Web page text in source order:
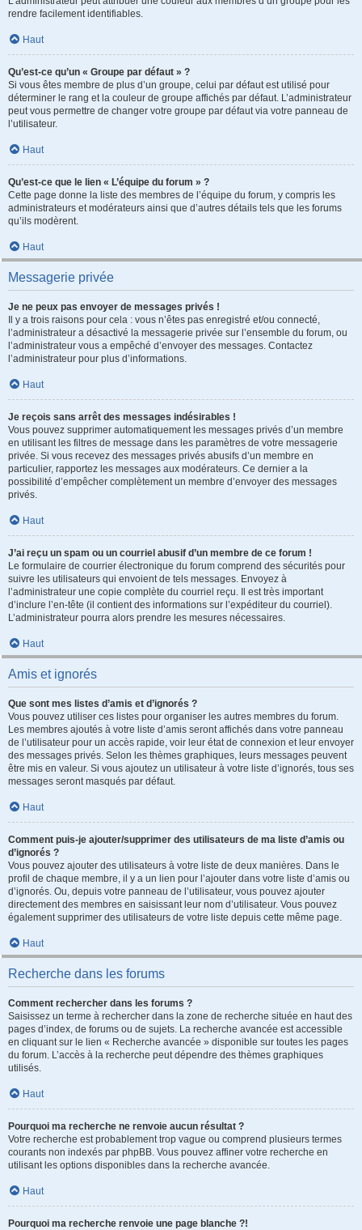
rendre facilement identifiables.
Haut
Qu’est-ce qu’un « Groupe par défaut » ?
Si vous êtes membre de plus d’un groupe, celui par défaut est utilisé pour
déterminer le rang et la couleur de groupe affichés par défaut. L’administrateur
peut vous permettre de changer votre groupe par défaut via votre panneau de
l’utilisateur.
Haut
Qu’est-ce que le lien « L’équipe du forum » ?
Cette page donne la liste des membres de l’équipe du forum, y compris les
administrateurs et modérateurs ainsi que d’autres détails tels que les forums
qu’ils modèrent.
Haut
Messagerie privée
Je ne peux pas envoyer de messages privés !
Il y a trois raisons pour cela : vous n’êtes pas enregistré et/ou connecté,
l’administrateur a désactivé la messagerie privée sur l’ensemble du forum, ou
l’administrateur vous a empêché d’envoyer des messages. Contactez
l’administrateur pour plus d’informations.
Haut
Je reçois sans arrêt des messages indésirables !
Vous pouvez supprimer automatiquement les messages privés d’un membre
en utilisant les filtres de message dans les paramètres de votre messagerie
privée. Si vous recevez des messages privés abusifs d’un membre en
particulier, rapportez les messages aux modérateurs. Ce dernier a la
possibilité d’empêcher complètement un membre d’envoyer des messages
privés.
Haut
J’ai reçu un spam ou un courriel abusif d’un membre de ce forum !
Le formulaire de courrier électronique du forum comprend des sécurités pour
suivre les utilisateurs qui envoient de tels messages. Envoyez à
l’administrateur une copie complète du courriel reçu. Il est très important
d’inclure l’en-tête (il contient des informations sur l’expéditeur du courriel).
L’administrateur pourra alors prendre les mesures nécessaires.
Haut
Amis et ignorés
Que sont mes listes d’amis et d’ignorés ?
Vous pouvez utiliser ces listes pour organiser les autres membres du forum.
Les membres ajoutés à votre liste d’amis seront affichés dans votre panneau
de l’utilisateur pour un accès rapide, voir leur état de connexion et leur envoyer
des messages privés. Selon les thèmes graphiques, leurs messages peuvent
être mis en valeur. Si vous ajoutez un utilisateur à votre liste d’ignorés, tous ses
messages seront masqués par défaut.
Haut
Comment puis-je ajouter/supprimer des utilisateurs de ma liste d’amis ou
d’ignorés ?
Vous pouvez ajouter des utilisateurs à votre liste de deux manières. Dans le
profil de chaque membre, il y a un lien pour l’ajouter dans votre liste d’amis ou
d’ignorés. Ou, depuis votre panneau de l’utilisateur, vous pouvez ajouter
directement des membres en saisissant leur nom d’utilisateur. Vous pouvez
également supprimer des utilisateurs de votre liste depuis cette même page.
Haut
Recherche dans les forums
Comment rechercher dans les forums ?
Saisissez un terme à rechercher dans la zone de recherche située en haut des
pages d’index, de forums ou de sujets. La recherche avancée est accessible
en cliquant sur le lien « Recherche avancée » disponible sur toutes les pages
du forum. L’accès à la recherche peut dépendre des thèmes graphiques
utilisés.
Haut
Pourquoi ma recherche ne renvoie aucun résultat ?
Votre recherche est probablement trop vague ou comprend plusieurs termes
courants non indexés par phpBB. Vous pouvez affiner votre recherche en
utilisant les options disponibles dans la recherche avancée.
Haut
Pourquoi ma recherche renvoie une page blanche ?!